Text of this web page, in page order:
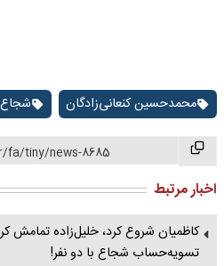
محمدحسین کنعانی‌زادگان شجاع
fa/tiny/news-8685
اخبار مرتبط
تسویه‌حساب شجاع با دو نفر!